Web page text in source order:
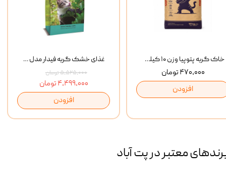
غذای خشک گربه فیدار مدل Adult وزن 10 کیلوگرم
۵,۵۲۵,۰۰۰ تومان
۴,۴۹۹,۰۰۰ تومان
افزودن
خاک گربه پتوپیا وزن ۱۰ کیلوگرم
۴۷۰,۰۰۰ تومان
افزودن
معتبر در پت آباد